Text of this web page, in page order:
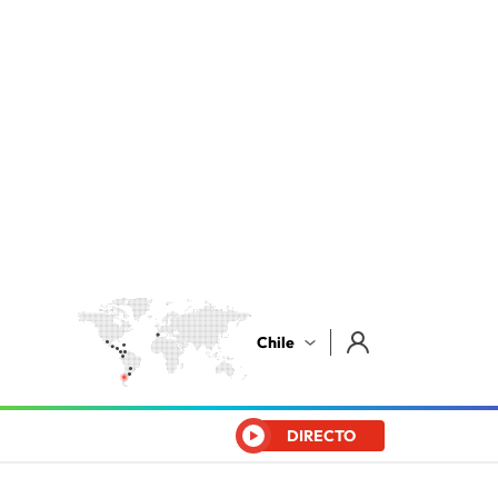
Chile
DIRECTO